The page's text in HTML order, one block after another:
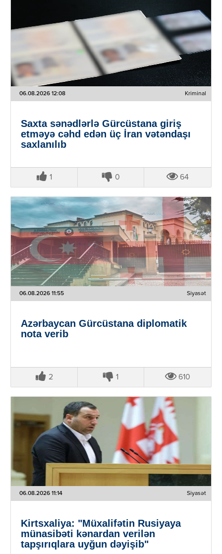
06.08.2026 12:08 Kriminal
Saxta sənədlərlə Gürcüstana giriş
etməyə cəhd edən üç İran vətəndaşı
saxlanılıb
1 0 64
06.08.2026 11:55 Siyasət
Azərbaycan Gürcüstana diplomatik
nota verib
2 1 610
06.08.2026 11:14 Siyasət
Kirtsxaliya: "Müxalifətin Rusiyaya
münasibəti kənardan verilən
tapşırıqlara uyğun dəyişib"